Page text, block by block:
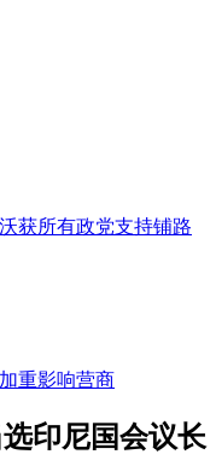
获所有政党支持铺路
重影响营商
印尼国会议长